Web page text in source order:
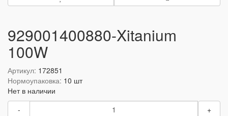
929001400880-Xitanium
100W
Артикул: 172851
Нормоупаковка: 10 шт
Нет в наличии
-
+